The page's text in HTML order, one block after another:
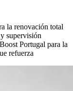
la renovación total
supervisión
Portugal para la
refuerza